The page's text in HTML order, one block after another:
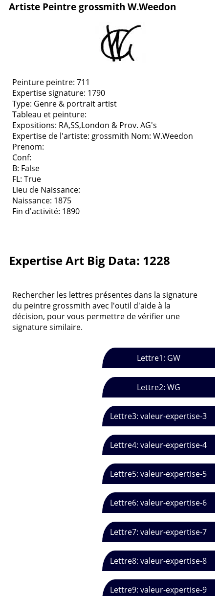
Artiste Peintre grossmith W.Weedon
Peinture peintre: 711
Expertise signature: 1790
Type: Genre & portrait artist
Tableau et peinture:
Expositions: RA,SS,London & Prov. AG's
Expertise de l'artiste: grossmith Nom: W.Weedon
Prenom:
Conf:
B: False
FL: True
Lieu de Naissance:
Naissance: 1875
Fin d'activité: 1890
Expertise Art Big Data: 1228
Rechercher les lettres présentes dans la signature
du peintre grossmith avec l'outil d'aide à la
décision, pour vous permettre de vérifier une
signature similaire.
Lettre1: GW
Lettre2: WG
Lettre3: valeur-expertise-3
Lettre4: valeur-expertise-4
Lettre5: valeur-expertise-5
Lettre6: valeur-expertise-6
Lettre7: valeur-expertise-7
Lettre8: valeur-expertise-8
Lettre9: valeur-expertise-9